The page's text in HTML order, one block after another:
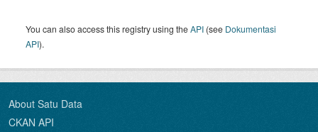
You can also access this registry using theAPI (see Dokumentasi
API).
About Satu Data
CKAN API